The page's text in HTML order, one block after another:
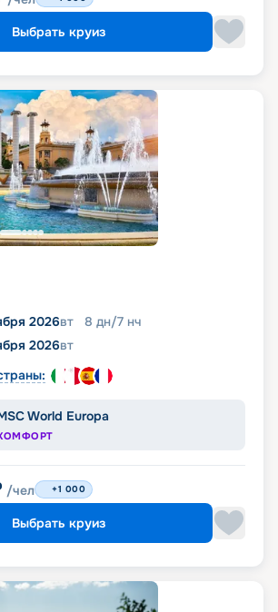
Выбрать круиз
2026вт 8 дн/7 нч
2026вт
World Europa
/чел +1 000
Выбрать круиз